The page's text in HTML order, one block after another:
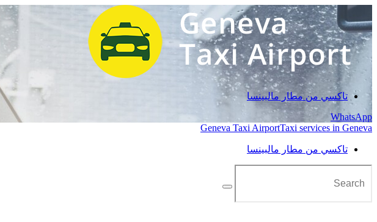
تاكسي من مطار مالبينسا
WhatsApp
Geneva Taxi AirportTaxi services in Geneva
تاكسي من مطار مالبينسا